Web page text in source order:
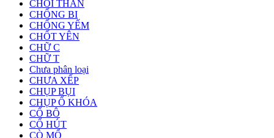
CHỔI THAN
CHỐNG BI
CHỐNG YẾM
CHỐT YÊN
CHỮ C
CHỮ T
Chưa phân loại
CHƯA XẾP
CHỤP BỤI
CHỤP Ổ KHÓA
CỔ BÔ
CỔ HÚT
CÒ MỔ